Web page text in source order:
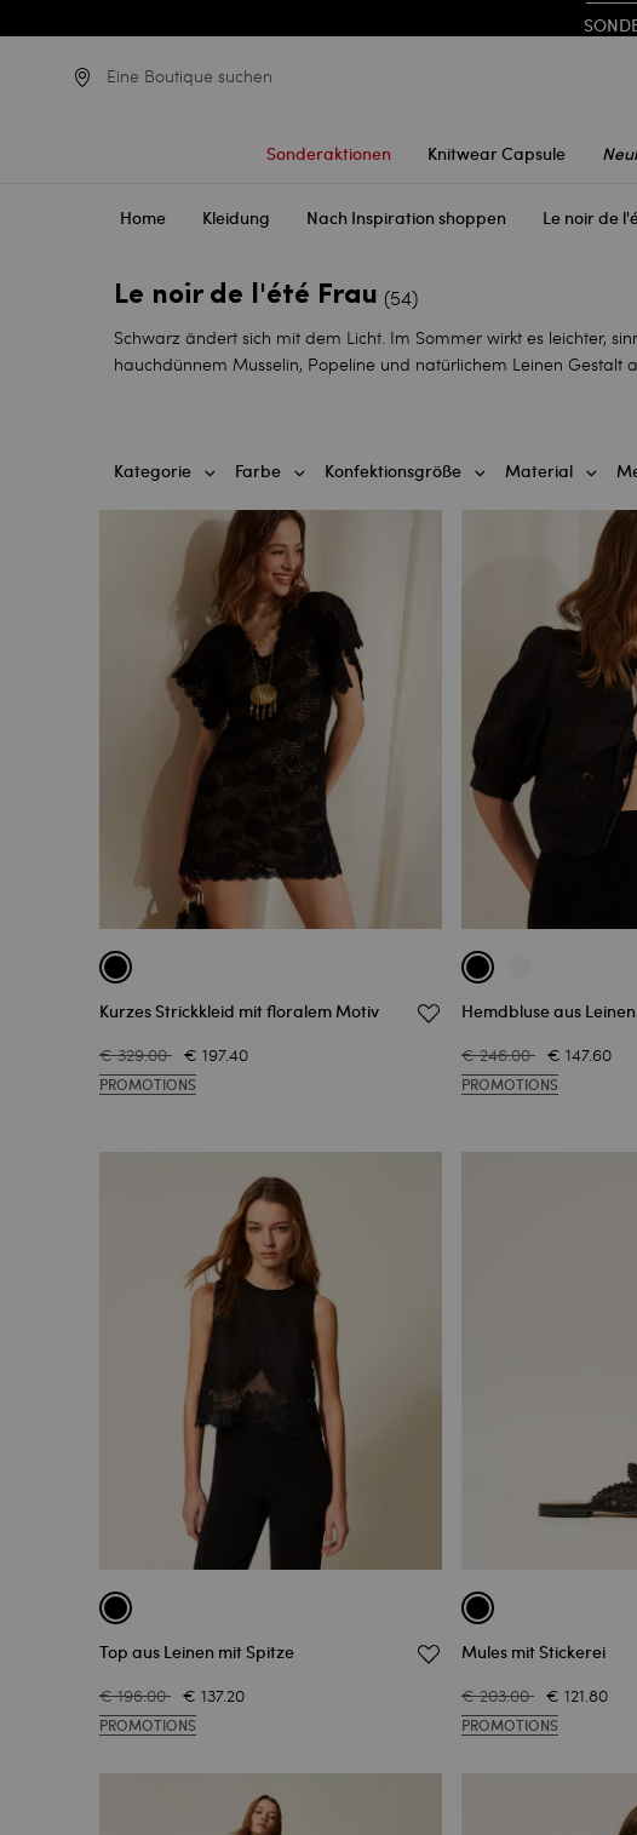
Eine Boutique suchen
Sonderaktionen Knitwear Capsule
Home Kleidung Nach Inspiration shoppen Le noir de
Le noir de l'été Frau (54)
Schwarz ändert sich mit dem Licht. Im Sommer wirkt es leichter,
hauchdünnem Musselin, Popeline und natürlichem Leinen
Kategorie Farbe Konfektionsgröße Material
Kurzes Strickkleid mit floralem Motiv
€ 329.00 € 197.40
PROMOTIONS
Hemdbluse aus
€ 246.00 € 147.60
PROMOTIONS
Top aus Leinen mit Spitze
€ 196.00 € 137.20
PROMOTIONS
Mules mit Stickerei
€ 203.00 € 121.80
PROMOTIONS